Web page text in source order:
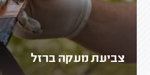
צביעת מעקה ברזל